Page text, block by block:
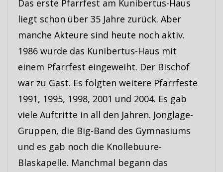
Das erste Pfarrfest am Kunibertus-Haus
liegt schon über 35 Jahre zurück. Aber
manche Akteure sind heute noch aktiv.
1986 wurde das Kunibertus-Haus mit
einem Pfarrfest eingeweiht. Der Bischof
war zu Gast. Es folgten weitere Pfarrfeste
1991, 1995, 1998, 2001 und 2004. Es gab
viele Auftritte in all den Jahren. Jonglage-
Gruppen, die Big-Band des Gymnasiums
und es gab noch die Knollebuure-
Blaskapelle. Manchmal begann das